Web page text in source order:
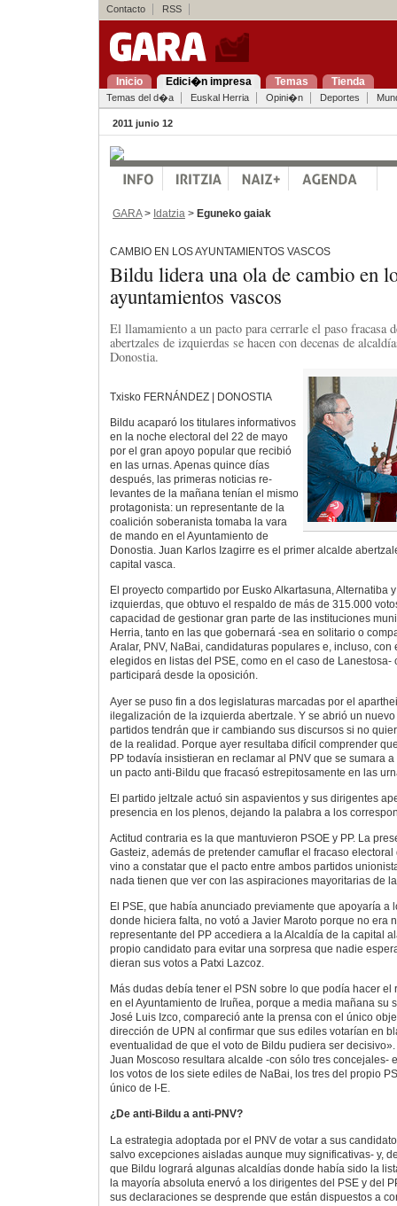
Contacto RSS
Inicio Edici�n impresa Temas Tienda
Temas del d�a Euskal Herria Opini�n Deportes
2011 junio 12
GARA> Idatzia > Eguneko gaiak
CAMBIO EN LOS AYUNTAMIENTOS VASCOS
Bildu lidera una ola de cambio en
ayuntamientos vascos
El llamamiento a un pacto para cerrarle el paso fracasa
abertzales de izquierdas se hacen con decenas de
Donostia.
Txisko FERNÁNDEZ | DONOSTIA
Bildu acaparó los titulares informativos
en la noche electoral del 22 de mayo
por el gran apoyo popular que recibió
en las urnas. Apenas quince días
después, las primeras noticias re-
levantes de la mañana tenían el mismo
protagonista: un representante de la
coalición soberanista tomaba la vara
de mando en el Ayuntamiento de
Donostia. Juan Karlos Izagirre es el primer alcalde
capital vasca.
El proyecto compartido por Eusko Alkartasuna, Alternatiba
izquierdas, que obtuvo el respaldo de más de 315.000
capacidad de gestionar gran parte de las instituciones
Herria, tanto en las que gobernará -sea en solitario o
Aralar, PNV, NaBai, candidaturas populares e, incluso,
elegidos en listas del PSE, como en el caso de Lanestosa-
participará desde la oposición.
Ayer se puso fin a dos legislaturas marcadas por el
ilegalización de la izquierda abertzale. Y se abrió un
partidos tendrán que ir cambiando sus discursos si no
de la realidad. Porque ayer resultaba difícil comprender
PP todavía insistieran en reclamar al PNV que se sumara
un pacto anti-Bildu que fracasó estrepitosamente en las
El partido jeltzale actuó sin aspavientos y sus dirigentes
presencia en los plenos, dejando la palabra a los
Actitud contraria es la que mantuvieron PSOE y PP. La
Gasteiz, además de pretender camuflar el fracaso electoral
vino a constatar que el pacto entre ambos partidos
nada tienen que ver con las aspiraciones mayoritarias de
El PSE, que había anunciado previamente que apoyaría a
donde hiciera falta, no votó a Javier Maroto porque no era
representante del PP accediera a la Alcaldía de la capital
propio candidato para evitar una sorpresa que nadie
dieran sus votos a Patxi Lazcoz.
Más dudas debía tener el PSN sobre lo que podía hacer el
en el Ayuntamiento de Iruñea, porque a media mañana su
José Luis Izco, compareció ante la prensa con el único
dirección de UPN al confirmar que sus ediles votarían en
eventualidad de que el voto de Bildu pudiera ser
Juan Moscoso resultara alcalde -con sólo tres concejales-
los votos de los siete ediles de NaBai, los tres del propio
único de I-E.
¿De anti-Bildu a anti-PNV?
La estrategia adoptada por el PNV de votar a sus
salvo excepciones aisladas aunque muy significativas- y,
que Bildu logrará algunas alcaldías donde había sido la
la mayoría absoluta enervó a los dirigentes del PSE y del
sus declaraciones se desprende que están dispuestos a